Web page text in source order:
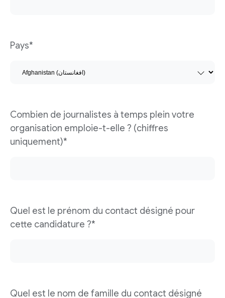
Pays*
Combien de journalistes à temps plein votre
organisation emploie-t-elle ? (chiffres
uniquement)*
Quel est le prénom du contact désigné pour
cette candidature ?*
Quel est le nom de famille du contact désigné